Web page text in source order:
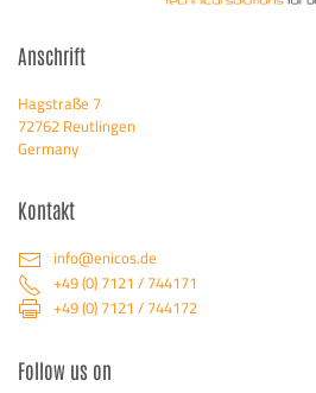
Anschrift
Hagstraße 7
72762 Reutlingen
Germany
Kontakt
info@enicos.de
+49 (0) 7121 / 744171
+49 (0) 7121 / 744172
Follow us on